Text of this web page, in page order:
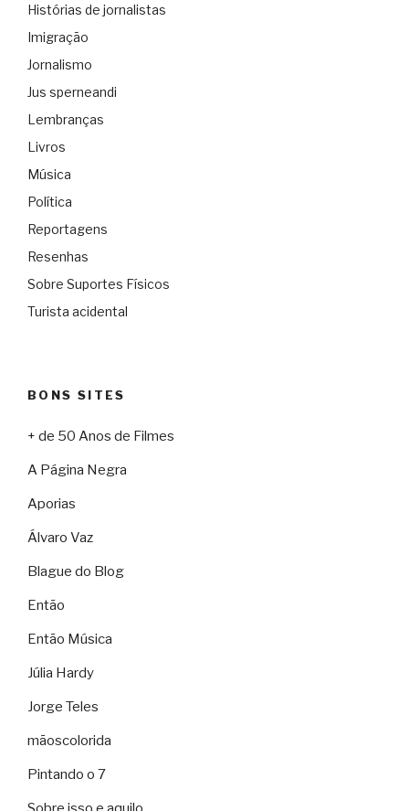
Histórias de jornalistas
Imigração
Jornalismo
Jus sperneandi
Lembranças
Livros
Música
Política
Reportagens
Resenhas
Sobre Suportes Físicos
Turista acidental
BONS SITES
+ de 50 Anos de Filmes
A Página Negra
Aporias
Álvaro Vaz
Blague do Blog
Então
Então Música
Júlia Hardy
Jorge Teles
mãoscolorida
Pintando o 7